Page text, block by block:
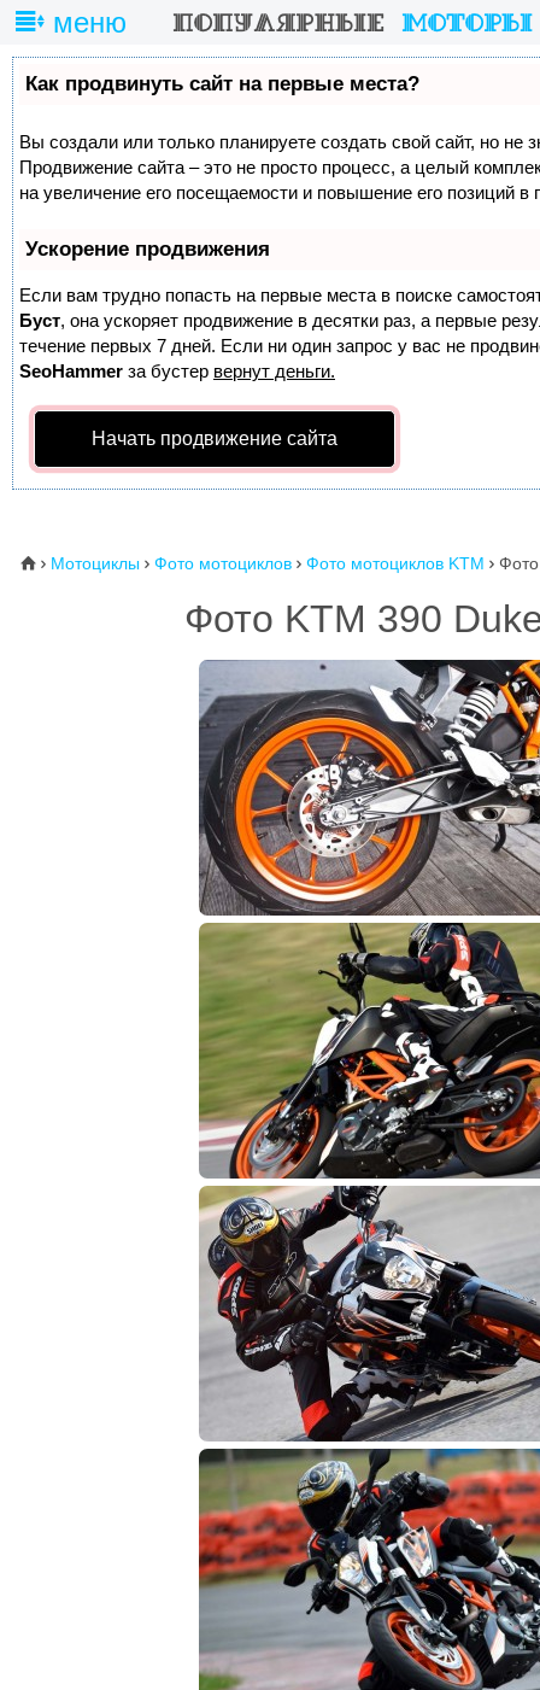
меню
Как продвинуть сайт на первые места?
Вы создали или только планируете создать свой сайт, но не
Продвижение сайта – это не просто процесс, а целый
на увеличение его посещаемости и повышение его позиций в
Ускорение продвижения
Если вам трудно попасть на первые места в поиске
Буст, она ускоряет продвижение в десятки раз, а первые
течение первых 7 дней. Если ни один запрос у вас не
SeoHammer за бустер вернут деньги.
Начать продвижение сайта
⌂  Мотоциклы  Фото мотоциклов  Фото мотоциклов KTM 
Фото KTM 390